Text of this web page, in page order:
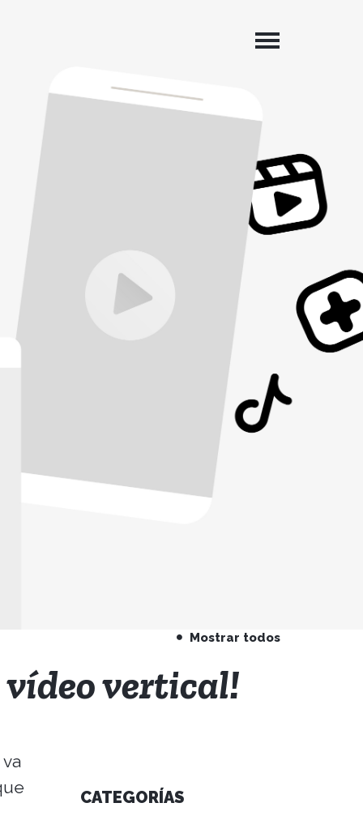
Mostrar todos
vertical!
CATEGORÍAS